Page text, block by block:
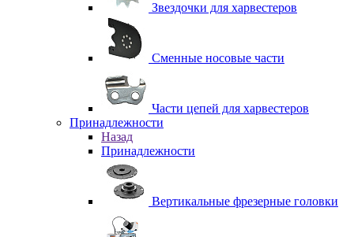
Звездочки для харвестеров
Сменные носовые части
Части цепей для харвестеров
Принадлежности
Назад
Принадлежности
Вертикальные фрезерные головки